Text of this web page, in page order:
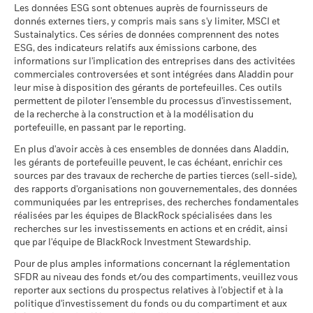
2021 2022 2023 2024 2025
Rendement total
(%) EUR
6,0 1,7
Indice de
référence
contrainte 1 (%)
EUR
6,1 2,1 2,5
La performance indiquée est calculée après déduction des
frais courants. Les frais d’entrée/de sortie ne sont pas inclus
dans le calcul.
Les chiffres indiqués se rapportent aux performances
passées.Les performances passées ne sont pas un indicateur
fiable des performances futures. Les marchés pourraient
évoluer très différemment. Ceci peut vous aider à évaluer la
façon dont le fonds a été géré dans le passé
La performance est indiquée sur la base de la Valeur nette
d’inventaire (VNI), avec le revenu brut réinvesti le cas échéant.
Le rendement de votre investissement peut augmenter ou
minimum
Utilisation des revenus Capitalisation
Structure juridique
Catégorie Morningstar -
Liquidité du fonds
Quotidienne, sur la base d'un
prix à terme
SEDOL
Positions susceptibles de modification.
susceptibles de modification.
Dylan Price
Emily Weng
Ronald van Loon
CFA, Managing Director
Ronald van Loon, CFA, Managing Director, is a member of
BlackRock in 2011, he was the Deputy Head of Eurozone
Fixed Income for BNP Paribas Asset Management.
Read More
Période de détention recommandée : 5 ans
Exemple d’investissement EUR 10 000
au
Scénarios
Minimal Il n’y a pas de rendement minimum
Tension
Ce que vous pourriez obtenir après
Rendement annuel moyen
Défavorable
Ce que vous pourriez obtenir après
Rendement annuel moyen
Intermédiaire
Ce que vous pourriez obtenir après
Ce que vous pourriez obtenir après
Rendement annuel moyen
d’un fonds, veuillez vous reporter à son prospectus.
Pour consulter la méthodologie de MSCI sur laquelle
reposent les indicateurs de participation aux secteurs
d'activité, utilisez les liensci-dessous.
MSCI - Armes controversées
au 30/juin/2026
0,00%
MSCI - Armes nucléaires
au 30/juin/2026
0,00%
MSCI - Armes à feu civiles
au 30/juin/2026
0,00%
MSCI - Tabac
au 30/juin/2026
0,00%
Pacte mondial des Nations
Unies
au 30/juin/2026
BlackRock Global Funds - Annual Report
(French - Belgium^France)
BlackRock Global Funds - Annual Report
(French - France)
BlackRock Global Funds - Annual Report
(French)
BlackRock Global Funds - Annual report and
audited financial statements (French)
Sustainability related disclosure - IBF-AGG
(en)
Sustainability related disclosure - IBF-AGG
(fr)
Les données ESG sont obtenues auprès de fournisseurs de
donnés externes tiers, y compris mais sans s'y limiter, MSCI et
Sustainalytics. Ces séries de données comprennent des notes
ESG, des indicateurs relatifs aux émissions carbone, des
informations sur l'implication des entreprises dans des activitées
commerciales controversées et sont intégrées dans Aladdin pour
leur mise à disposition des gérants de portefeuilles. Ces outils
permettent de piloter l'ensemble du processus d'investissement,
de la recherche à la construction et à la modélisation du
portefeuille, en passant par le reporting.
En plus d'avoir accès à ces ensembles de données dans Aladdin,
les gérants de portefeuille peuvent, le cas échéant, enrichir ces
sources par des travaux de recherche de parties tierces (sell-side),
des rapports d'organisations non gouvernementales, des données
communiquées par les entreprises, des recherches fondamentales
réalisées par les équipes de BlackRock spécialisées dans les
recherches sur les investissements en actions et en crédit, ainsi
que par l'équipe de BlackRock Investment Stewardship.
Pour de plus amples informations concernant la réglementation
SFDR au niveau des fonds et/ou des compartiments, veuillez vous
reporter aux sections du prospectus relatives à l'objectif et à la
politique d'investissement du fonds ou du compartiment et aux